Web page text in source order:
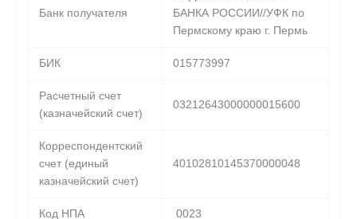
Банк получателя
БАНКА РОССИИ//УФК по
Пермскому краю г. Пермь
БИК 015773997
Расчетный счет
(казначейский счет)
03212643000000015600
Корреспондентский
счет (единый
казначейский счет)
40102810145370000048
Код НПА 0023